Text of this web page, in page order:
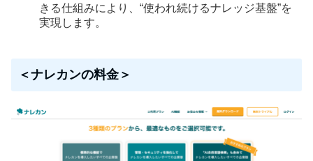
きる仕組みにより、“使われ続けるナレッジ基盤”を
実現します。
＜ナレカンの料金＞